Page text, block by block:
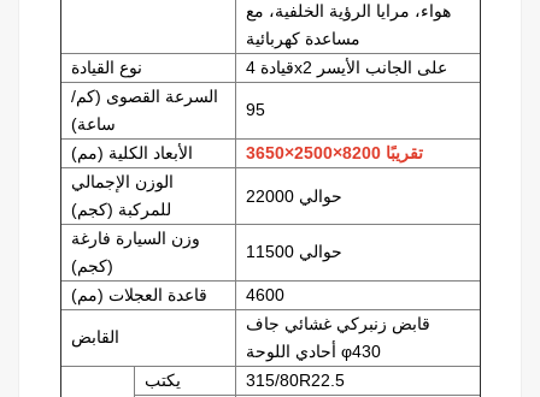
هواء، مرايا الرؤية الخلفية، مع
مساعدة كهربائية
نوع القيادة
قيادة 4x2 على الجانب الأيسر
السرعة القصوى (كم/
ساعة)
95
الأبعاد الكلية (مم)
تقريبًا 8200×2500×3650
الوزن الإجمالي
للمركبة (كجم)
حوالي 22000
وزن السيارة فارغة
(كجم)
حوالي 11500
قاعدة العجلات (مم) 4600
القابض
قابض زنبركي غشائي جاف
أحادي اللوحة φ430
يكتب 315/80R22.5